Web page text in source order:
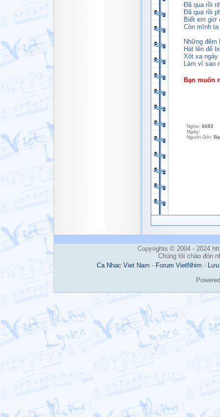
Đã qua rồi
Đã qua rồi
Biết em giờ
Còn mình
Những đêm
Hát lên để
Xót xa
Làm vì sao
Bạn muốn
Nghe: 6082
Ngày:
Người Gởi:
Copyrights © 2004 - 2024
Chúng tôi chào đón
Ca Nhac Viet Nam-Forum VietNhim-